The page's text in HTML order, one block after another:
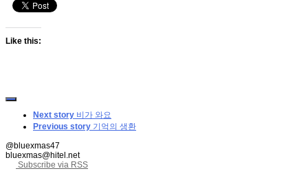
Like this:
Next story 비가 와요
Previous story 기억의 생환
@bluexmas47
bluexmas@hitel.net
Subscribe via RSS